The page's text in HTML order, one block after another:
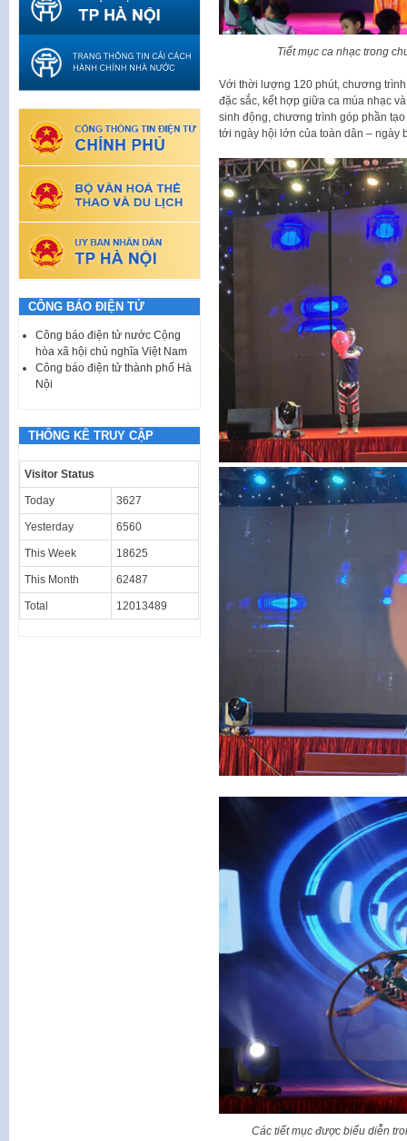
Tiết mục ca nhạc trong
Với thời lượng 120 phút, chương
đặc sắc, kết hợp giữa ca múa nhạc
sinh động, chương trình góp phần
tới ngày hội lớn của toàn dân – ngày
Các tiết mục được biểu diễn
CÔNG BÁO ĐIỆN TỬ
Công báo điện tử nước Cộng
hòa xã hội chủ nghĩa Việt Nam
Công báo điện tử thành phố Hà
Nội
THỐNG KÊ TRUY CẬP
Visitor Status
Today 3627
Yesterday 6560
This Week 18625
This Month 62487
Total 12013489